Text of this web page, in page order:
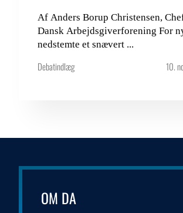
Af Anders Borup Christensen,
Dansk Arbejdsgiverforening For
nedstemte et snævert ...
Debatindlæg 10.
OM DA